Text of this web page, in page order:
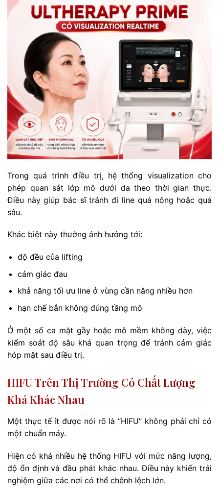
Trong quá trình điều trị, hệ thống visualization cho
phép quan sát lớp mô dưới da theo thời gian thực.
Điều này giúp bác sĩ tránh đi line quá nông hoặc quá
sâu.
Khác biệt này thường ảnh hưởng tới:
độ đều của lifting
cảm giác đau
khả năng tối ưu line ở vùng cần nâng nhiều hơn
hạn chế bắn không đúng tầng mô
Ở một số ca mặt gầy hoặc mô mềm không dày, việc
kiểm soát độ sâu khá quan trọng để tránh cảm giác
hóp mặt sau điều trị.
HIFU Trên Thị Trường Có Chất Lượng
Khá Khác Nhau
Một thực tế ít được nói rõ là “HIFU” không phải chỉ có
một chuẩn máy.
Hiện có khá nhiều hệ thống HIFU với mức năng lượng,
độ ổn định và đầu phát khác nhau. Điều này khiến trải
nghiệm giữa các nơi có thể chênh lệch lớn.